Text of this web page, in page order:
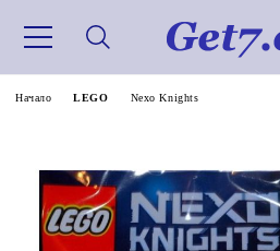
Начало LEGO Nexo Knights